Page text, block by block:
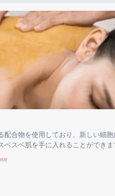
合物を使用しており、新しい細
スベ肌を手に入れることができま